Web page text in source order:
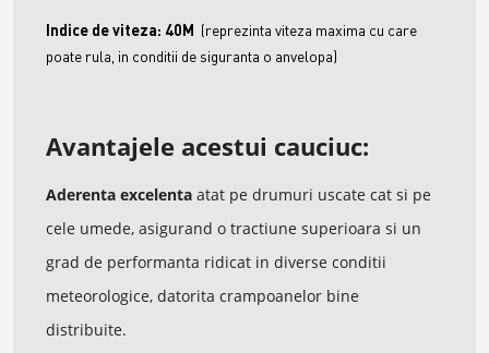
Indice de viteza: 40M (reprezinta viteza maxima cu care
poate rula, in conditii de siguranta o anvelopa)
Avantajele acestui cauciuc:
Aderenta excelenta atat pe drumuri uscate cat si pe
cele umede, asigurand o tractiune superioara si un
grad de performanta ridicat in diverse conditii
meteorologice, datorita crampoanelor bine
distribuite.